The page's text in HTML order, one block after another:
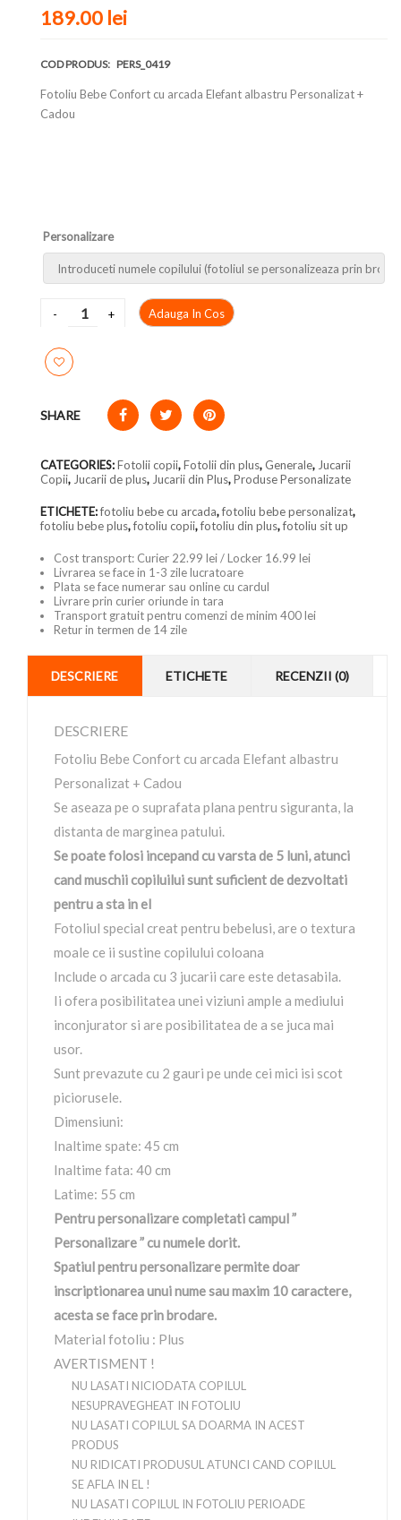
189.00 lei
COD PRODUS: PERS_0419
Fotoliu Bebe Confort cu arcada Elefant albastru Personalizat +
Cadou
Personalizare
Adauga In Cos
SHARE
CATEGORIES:Fotolii copii,Fotolii din plus, Generale, Jucarii
Copii, Jucarii de plus, Jucarii din Plus,Produse Personalizate
ETICHETE:fotoliu bebe cu arcada,fotoliu bebe personalizat,
fotoliu bebe plus,fotoliu copii,fotoliu din plus,fotoliu sit up
Cost transport: Curier 22.99 lei / Locker 16.99 lei
Livrarea se face in 1-3 zile lucratoare
Plata se face numerar sau online cu cardul
Livrare prin curier oriunde in tara
Transport gratuit pentru comenzi de minim 400 lei
Retur in termen de 14 zile
DESCRIERE ETICHETE RECENZII (0)
DESCRIERE
Fotoliu Bebe Confort cu arcada Elefant albastru
Personalizat + Cadou
Se aseaza pe o suprafata plana pentru siguranta, la
distanta de marginea patului.
Se poate folosi incepand cu varsta de 5 luni, atunci
cand muschii copiluilui sunt suficient de dezvoltati
pentru a sta in el
Fotoliul special creat pentru bebelusi, are o textura
moale ce ii sustine copilului coloana
Include o arcada cu 3 jucarii care este detasabila.
Ii ofera posibilitatea unei viziuni ample a mediului
inconjurator si are posibilitatea de a se juca mai
usor.
Sunt prevazute cu 2 gauri pe unde cei mici isi scot
piciorusele.
Dimensiuni:
Inaltime spate: 45 cm
Inaltime fata: 40 cm
Latime: 55 cm
Pentru personalizare completati campul ”
Personalizare ” cu numele dorit.
Spatiul pentru personalizare permite doar
inscriptionarea unui nume sau maxim 10 caractere,
acesta se face prin brodare.
Material fotoliu : Plus
AVERTISMENT !
NU LASATI NICIODATA COPILUL
NESUPRAVEGHEAT IN FOTOLIU
NU LASATI COPILUL SA DOARMA IN ACEST
PRODUS
NU RIDICATI PRODUSUL ATUNCI CAND COPILUL
SE AFLA IN EL !
NU LASATI COPILUL IN FOTOLIU PERIOADE